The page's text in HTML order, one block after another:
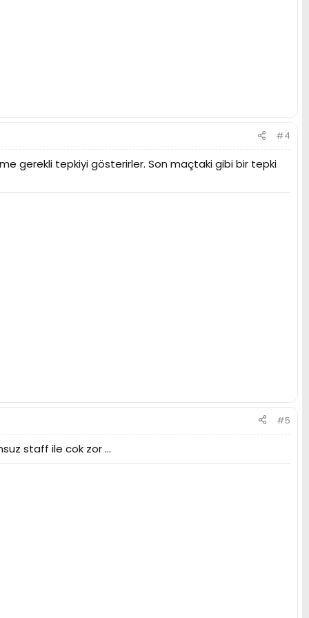
#4
gerekli tepkiyi gösterirler. Son maçtaki gibi bir tepki
#5
staff ile cok zor ...